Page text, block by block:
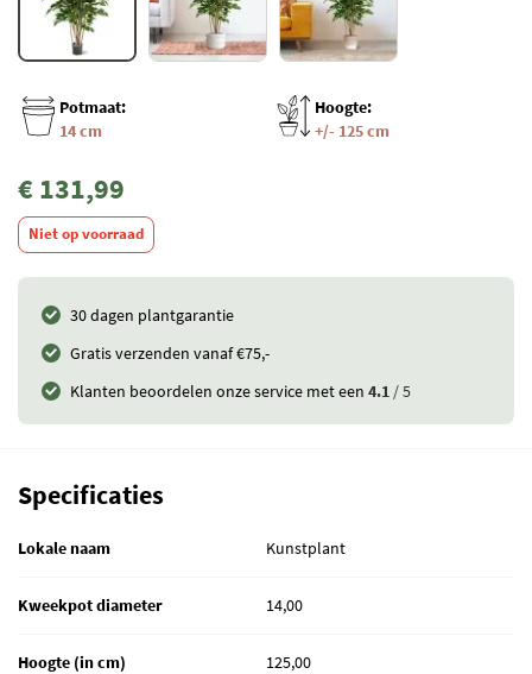
Potmaat:
14 cm
Hoogte:
+/- 125 cm
€ 131,99
Niet op voorraad
30 dagen plantgarantie
Gratis verzenden vanaf €75,-
Klanten beoordelen onze service met een4.1 / 5
Specificaties
Lokale naam Kunstplant
Kweekpot diameter 14,00
Hoogte (in cm) 125,00